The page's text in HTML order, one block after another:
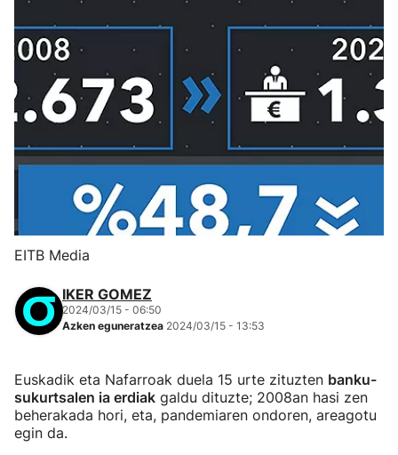
EITB Media
IKER GOMEZ
2024/03/15 - 06:50
Azken eguneratzea 2024/03/15 - 13:53
Euskadik eta Nafarroak duela 15 urte zituzten banku-
sukurtsalen ia erdiak galdu dituzte; 2008an hasi zen
beherakada hori, eta, pandemiaren ondoren, areagotu
egin da.